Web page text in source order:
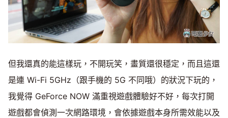
但我還真的能這樣玩，不開玩笑，畫質還很穩定，而且這還
是連 Wi-Fi 5GHz（跟手機的 5G 不同哦）的狀況下玩的，
我覺得 GeForce NOW 滿重視遊戲體驗好不好，每次打開
遊戲都會偵測一次網路環境，會依據遊戲本身所需效能以及